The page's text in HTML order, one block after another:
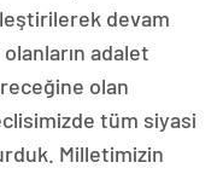
devam
adalet
olan
tüm siyasi
Milletimizin